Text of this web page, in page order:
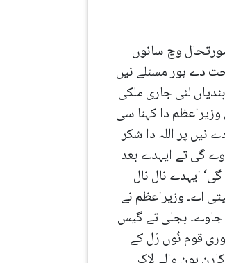
وچ سانوں
گا‘ 3`4 فیصد روگی جہناں نُوں صحت دے ہور مسئلے نیں
وایرس نال متاثرا بندیاں لئی جاری ملکی
دا کہنا سی
لایا سی کہ اپریل دے آخر تک 50 ہزار کیسز ہو سکدے نیں پر اللہ دا شکر
وچ مشکل نہیں ہووے گی تے ایہدے بعد
ایہدے نال نال
اے۔ وزیراعظم نے
جاوے۔ بجلی تے گیس
قوم نُوں رَل کے